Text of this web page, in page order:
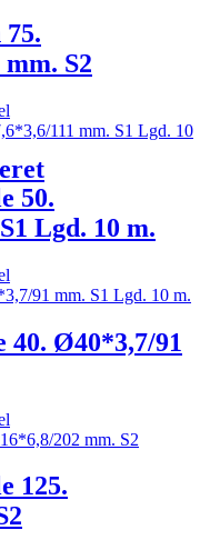
S2
50.
Lgd. 10 m.
40. Ø40*3,7/91
125.